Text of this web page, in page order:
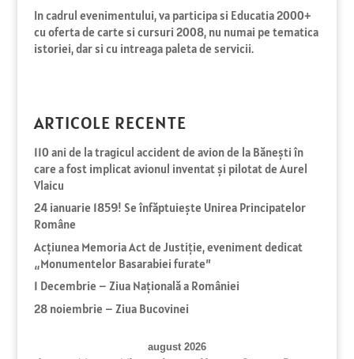
In cadrul evenimentului, va participa si Educatia 2000+
cu oferta de carte si cursuri 2008, nu numai pe tematica
istoriei, dar si cu intreaga paleta de servicii.
ARTICOLE RECENTE
110 ani de la tragicul accident de avion de la Bănești în
care a fost implicat avionul inventat și pilotat de Aurel
Vlaicu
24 ianuarie 1859! Se înfăptuiește Unirea Principatelor
Române
Acțiunea Memoria Act de Justiție, eveniment dedicat
„Monumentelor Basarabiei furate”
1 Decembrie – Ziua Naţională a României
28 noiembrie – Ziua Bucovinei
august 2026